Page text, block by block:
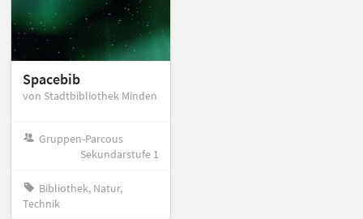
Spacebib
von Stadtbibliothek Minden
Gruppen-Parcous
Sekundarstufe 1
Bibliothek, Natur,
Technik